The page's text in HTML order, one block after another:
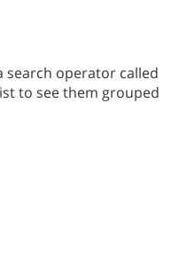
search operator called
to see them grouped